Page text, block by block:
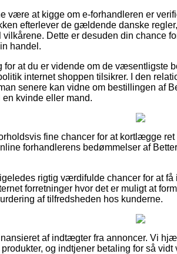
være at kigge om e-forhandleren er
efterlever de gældende danske
Dette er desuden din chance
handel.
for at du er vidende om de væsentligste
internet shoppen tilsikrer. I den
senere kan vidne om bestillingen af
kvinde eller mand.
fine chancer for at kortlægge
forhandlerens bedømmelser af
rigtig værdifulde chancer for at
forretninger hvor det er muligt at
af tilfredsheden hos kunderne.
af indtægter fra annoncer. Vi
og indtjener betaling for så